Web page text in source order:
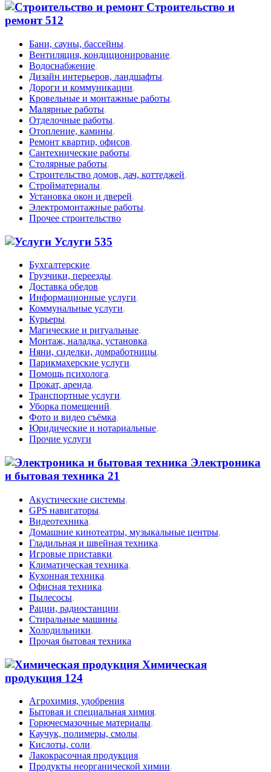
Строительство и
ремонт512
Бани, сауны, бассейны,
Вентиляция, кондиционирование,
Водоснабжение,
Дизайн интерьеров, ландшафты,
Дороги и коммуникации,
Кровельные и монтажные работы,
Малярные работы,
Отделочные работы,
Отопление, камины,
Ремонт квартир, офисов,
Сантехнические работы,
Столярные работы,
Строительство домов, дач, коттеджей,
Стройматериалы,
Установка окон и дверей,
Электромонтажные работы,
Прочее строительство
Услуги 535
Бухгалтерские,
Грузчики, переезды,
Доставка обедов,
Информационные услуги,
Коммунальные услуги,
Курьеры,
Магические и ритуальные,
Монтаж, наладка, установка,
Няни, сиделки, домработницы,
Парикмахерские услуги,
Помощь психолога,
Прокат, аренда,
Транспортные услуги,
Уборка помещений,
Фото и видео съёмка,
Юридические и нотариальные,
Прочие услуги
Электроника
и бытовая техника 21
Акустические системы,
GPS навигаторы,
Видеотехника,
Домашние кинотеатры, музыкальные центры,
Гладильная и швейная техника,
Игровые приставки,
Климатическая техника,
Кухонная техника,
Офисная техника,
Пылесосы,
Рации, радиостанции,
Стиральные машины,
Холодильники,
Прочая бытовая техника
Химическая
продукция 124
Агрохимия, удобрения,
Бытовая и специальная химия,
Горючесмазочные материалы,
Каучук, полимеры, смолы,
Кислоты, соли,
Лакокрасочная продукция,
Продукты неорганической химии,